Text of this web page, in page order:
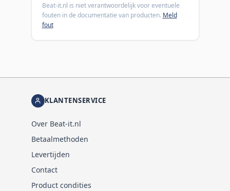
Beat-it.nl is niet verantwoordelijk voor eventuele
fouten in de documentatie van producten. Meld
fout
KLANTENSERVICE
Over Beat-it.nl
Betaalmethoden
Levertijden
Contact
Product condities